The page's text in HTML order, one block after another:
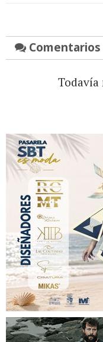
Comentarios
Todavía